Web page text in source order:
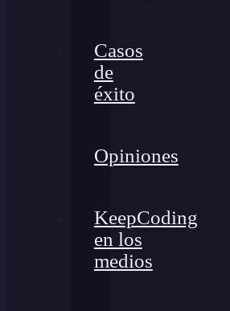
Casos
de
éxito
Opiniones
KeepCoding
en los
medios